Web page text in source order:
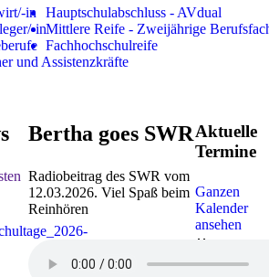
in
in
und Assistenzkräfte
Hauptschulabschluss - AVdual
Mittlere Reife - Zweijährige
Fachhochschulreife
Bertha goes SWR
Radiobeitrag des SWR vom
12.03.2026. Viel Spaß beim
Reinhören
Aktuelle
Termine
Ganzen
Kalender
ansehen
Sep. 2026